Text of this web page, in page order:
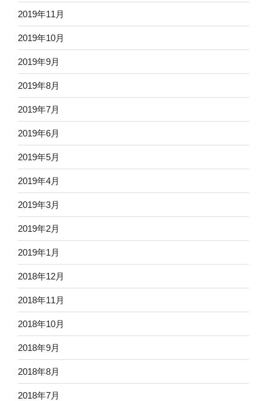
2019年11月
2019年10月
2019年9月
2019年8月
2019年7月
2019年6月
2019年5月
2019年4月
2019年3月
2019年2月
2019年1月
2018年12月
2018年11月
2018年10月
2018年9月
2018年8月
2018年7月